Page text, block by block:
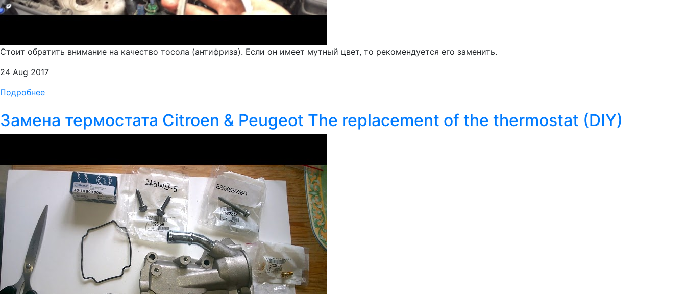
Стоит обратить внимание на качество тосола (антифриза). Если он имеет мутный цвет, то рекомендуется его заменить.
24 Aug 2017
Подробнее
Замена термостата Citroen & Peugeot The replacement of the thermostat (DIY)